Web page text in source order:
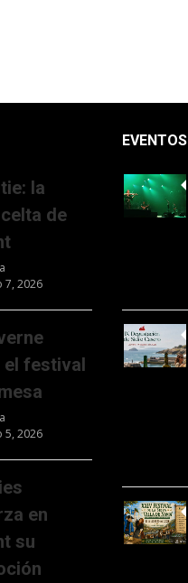
la
de
7, 2026
el festival
5, 2026
en
su
EVENTOS